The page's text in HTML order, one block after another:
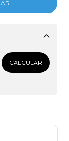
Alterar CEP
CALCULAR